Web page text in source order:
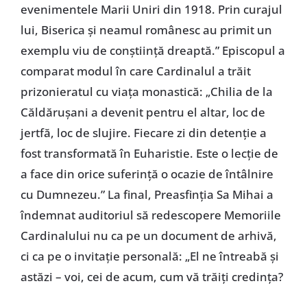
evenimentele Marii Uniri din 1918. Prin curajul
lui, Biserica și neamul românesc au primit un
exemplu viu de conștiință dreaptă.” Episcopul a
comparat modul în care Cardinalul a trăit
prizonieratul cu viața monastică: „Chilia de la
Căldărușani a devenit pentru el altar, loc de
jertfă, loc de slujire. Fiecare zi din detenție a
fost transformată în Euharistie. Este o lecție de
a face din orice suferință o ocazie de întâlnire
cu Dumnezeu.” La final, Preasfinția Sa Mihai a
îndemnat auditoriul să redescopere Memoriile
Cardinalului nu ca pe un document de arhivă,
ci ca pe o invitație personală: „El ne întreabă și
astăzi – voi, cei de acum, cum vă trăiți credința?